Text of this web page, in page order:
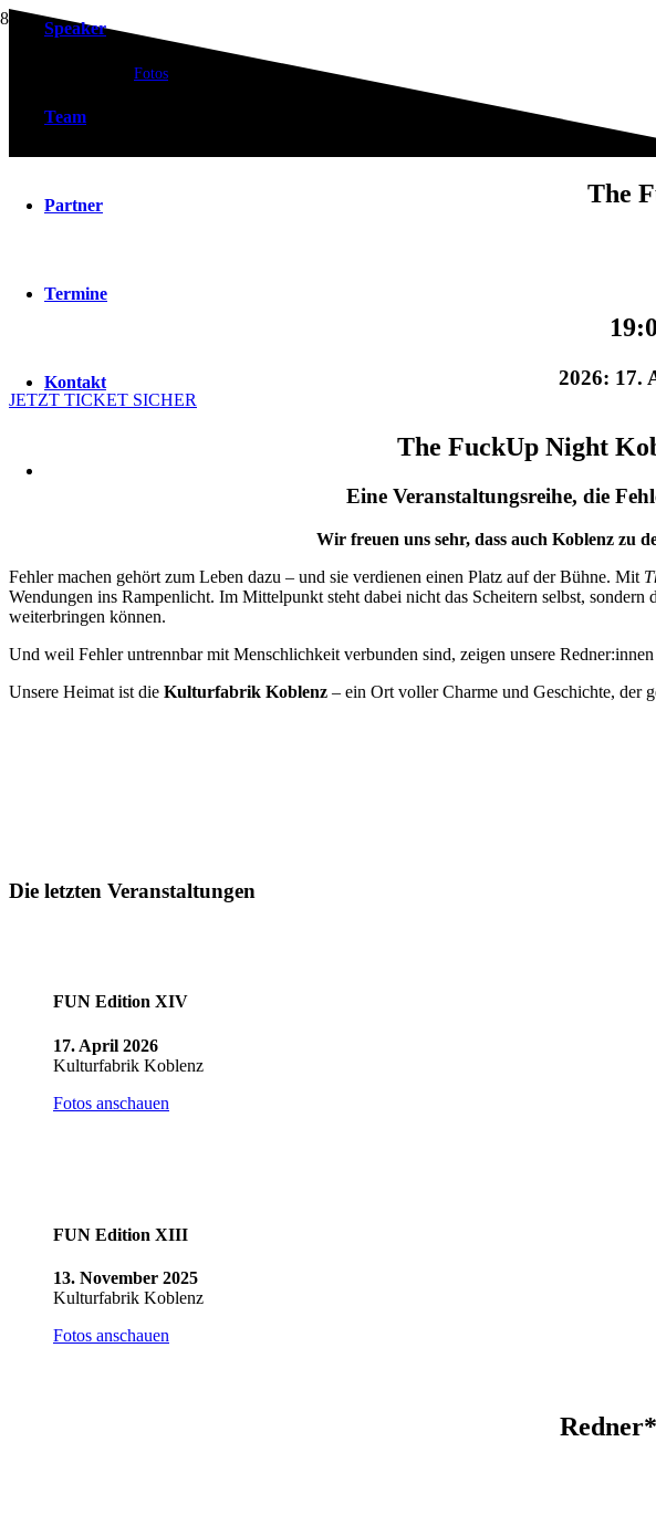
Speaker
Team
Partner
Termine
Kontakt
Fotos
The
2026: 17.
JETZT TICKET SICHER
The FuckUp Night
Eine Veranstaltungsreihe, die
Wir freuen uns sehr, dass auch Koblenz zu
Fehler machen gehört zum Leben dazu – und sie verdienen einen Platz auf der Bühne. Mit
Wendungen ins Rampenlicht. Im Mittelpunkt steht dabei nicht das Scheitern selbst,
weiterbringen können.
Und weil Fehler untrennbar mit Menschlichkeit verbunden sind, zeigen unsere
Unsere Heimat ist die Kulturfabrik Koblenz – ein Ort voller Charme und Geschichte, der
Die letzten Veranstaltungen
FUN Edition XIV
17. April 2026
Kulturfabrik Koblenz
Fotos anschauen
FUN Edition XIII
13. November 2025
Kulturfabrik Koblenz
Fotos anschauen